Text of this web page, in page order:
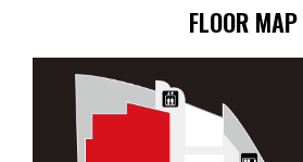
FLOOR MAP